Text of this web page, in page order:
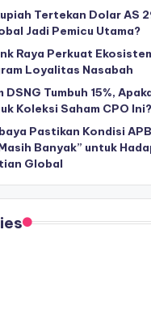
Tertekan Dolar AS
Jadi Pemicu Utama?
Raya Perkuat
Loyalitas Nasabah
DSNG Tumbuh 15%,
Koleksi Saham CPO Ini?
Pastikan Kondisi
Banyak” untuk
Global